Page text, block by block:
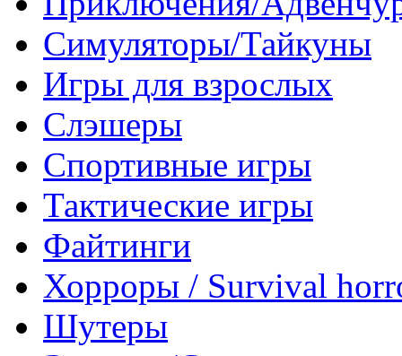
Симуляторы/Тайкуны
Игры для взрослых
Слэшеры
Спортивные игры
Тактические игры
Файтинги
Хорроры / Survival
Шутеры